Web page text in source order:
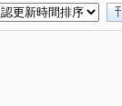
中正三街(1)
莊敬
中山東路(1)
航